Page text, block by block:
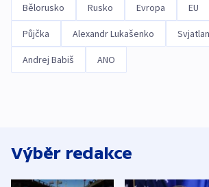
Bělorusko Rusko Evropa EU
Půjčka Alexandr Lukašenko
Andrej Babiš ANO
Výběr redakce